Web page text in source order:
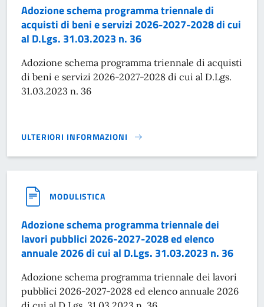
Adozione schema programma triennale di
acquisti di beni e servizi 2026-2027-2028 di cui
al D.Lgs. 31.03.2023 n. 36
Adozione schema programma triennale di acquisti
di beni e servizi 2026-2027-2028 di cui al D.Lgs.
31.03.2023 n. 36
ULTERIORI INFORMAZIONI
ADOZIONE SCHEMA PROGRAMMA TRIENNALE DI
MODULISTICA
Adozione schema programma triennale dei
lavori pubblici 2026-2027-2028 ed elenco
annuale 2026 di cui al D.Lgs. 31.03.2023 n. 36
Adozione schema programma triennale dei lavori
pubblici 2026-2027-2028 ed elenco annuale 2026